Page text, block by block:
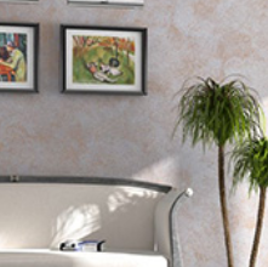
краски
лаки
для фасадов